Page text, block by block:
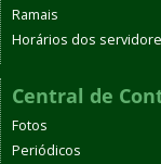
Ramais
Horários dos
Central de
Fotos
Periódicos